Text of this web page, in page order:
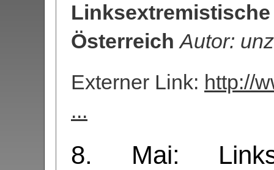
Österreich Autor:
Externer Link: http://
...
8. Mai: